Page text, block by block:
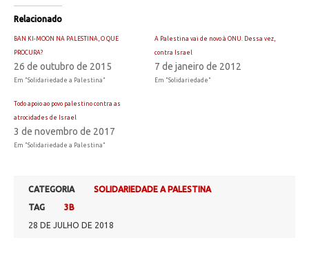
Relacionado
BAN KI-MOON NA PALESTINA, O QUE
PROCURA?
26 de outubro de 2015
Em "Solidariedade a Palestina"
A Palestina vai de novo à ONU. Dessa vez,
contra Israel
7 de janeiro de 2012
Em "Solidariedade"
Todo apoio ao povo palestino contra as
atrocidades de Israel
3 de novembro de 2017
Em "Solidariedade a Palestina"
CATEGORIA
SOLIDARIEDADE A PALESTINA
TAG
3B
28 DE JULHO DE 2018